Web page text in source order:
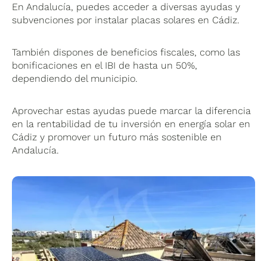
En Andalucía, puedes acceder a diversas ayudas y
subvenciones por instalar placas solares en Cádiz.
También dispones de beneficios fiscales, como las
bonificaciones en el IBI de hasta un 50%,
dependiendo del municipio.
Aprovechar estas ayudas puede marcar la diferencia
en la rentabilidad de tu inversión en energía solar en
Cádiz y promover un futuro más sostenible en
Andalucía.